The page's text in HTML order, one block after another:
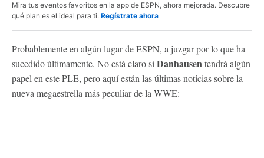
Mira tus eventos favoritos en la app de ESPN, ahora mejorada. Descubre
qué plan es el ideal para ti. Regístrate ahora
Probablemente en algún lugar de ESPN, a juzgar por lo que ha
sucedido últimamente. No está claro si Danhausentendrá algún
papel en este PLE, pero aquí están las últimas noticias sobre la
nueva megaestrella más peculiar de la WWE: